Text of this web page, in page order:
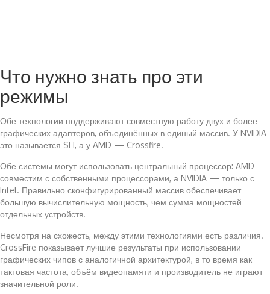
Что нужно знать про эти
режимы
Обе технологии поддерживают совместную работу двух и более
графических адаптеров, объединённых в единый массив. У NVIDIA
это называется SLI, а у AMD — Crossfire.
Обе системы могут использовать центральный процессор: AMD
совместим с собственными процессорами, а NVIDIA — только с
Intel. Правильно сконфигурированный массив обеспечивает
большую вычислительную мощность, чем сумма мощностей
отдельных устройств.
Несмотря на схожесть, между этими технологиями есть различия.
CrossFire показывает лучшие результаты при использовании
графических чипов с аналогичной архитектурой, в то время как
тактовая частота, объём видеопамяти и производитель не играют
значительной роли.